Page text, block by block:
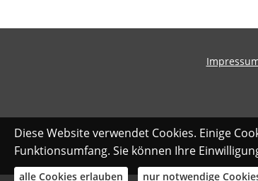
Diese Website verwendet Cookies. Einige
Funktionsumfang. Sie können Ihre
alle Cookies erlauben nur notwendige